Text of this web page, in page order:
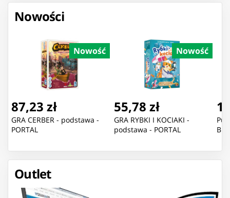
Nowości
Nowość
87,23 zł
GRA CERBER - podstawa -
PORTAL
Nowość
55,78 zł
GRA RYBKI I KOCIAKI -
podstawa - PORTAL
Outlet